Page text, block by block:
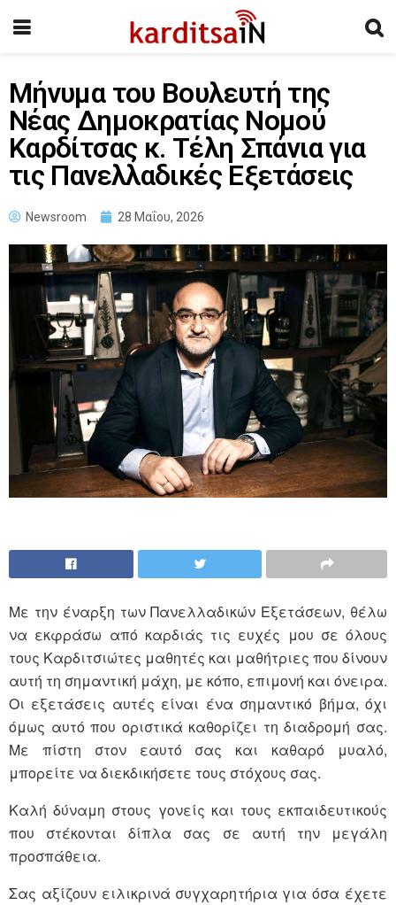
Μήνυμα του Βουλευτή της
Νέας Δημοκρατίας Νομού
Καρδίτσας κ. Τέλη Σπάνια για
τις Πανελλαδικές Εξετάσεις
Newsroom 28 Μαΐου, 2026
Mε την έναρξη των Πανελλαδικών Εξετάσεων, θέλω
να εκφράσω από καρδιάς τις ευχές μου σε όλους
τους Καρδιτσιώτες μαθητές και μαθήτριες που δίνουν
αυτή τη σημαντική μάχη, με κόπο, επιμονή και όνειρα.
Οι εξετάσεις αυτές είναι ένα σημαντικό βήμα, όχι
όμως αυτό που οριστικά καθορίζει τη διαδρομή σας.
Με πίστη στον εαυτό σας και καθαρό μυαλό,
μπορείτε να διεκδικήσετε τους στόχους σας.
Καλή δύναμη στους γονείς και τους εκπαιδευτικούς
που στέκονται δίπλα σας σε αυτή την μεγάλη
προσπάθεια.
Σας αξίζουν ειλικρινά συγχαρητήρια για όσα έχετε